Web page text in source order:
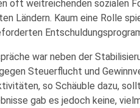
oft weitreichenden sozialen
Ländern. Kaum eine Rolle
war neben der
Steuerflucht und
so Schäuble dazu,
gab es jedoch keine,